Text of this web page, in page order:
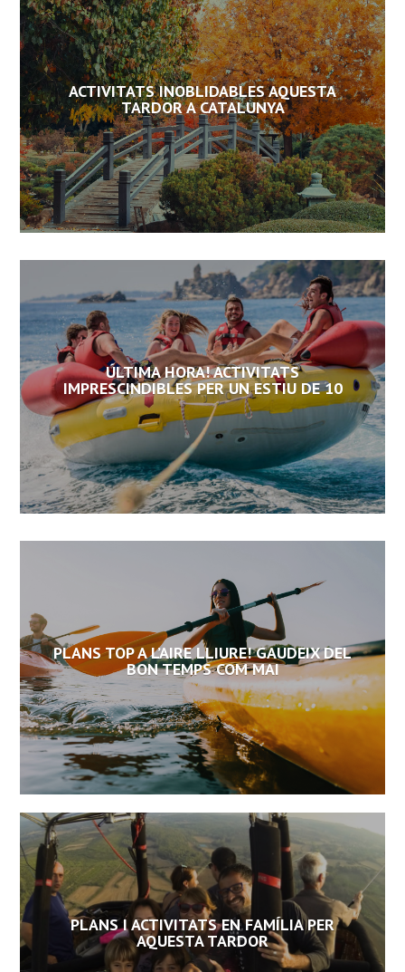
ACTIVITATS INOBLIDABLES AQUESTA
TARDOR A CATALUNYA
ÚLTIMA HORA! ACTIVITATS
IMPRESCINDIBLES PER UN ESTIU DE 10
PLANS TOP A L’AIRE LLIURE! GAUDEIX DEL
BON TEMPS COM MAI
PLANS I ACTIVITATS EN FAMÍLIA PER
AQUESTA TARDOR